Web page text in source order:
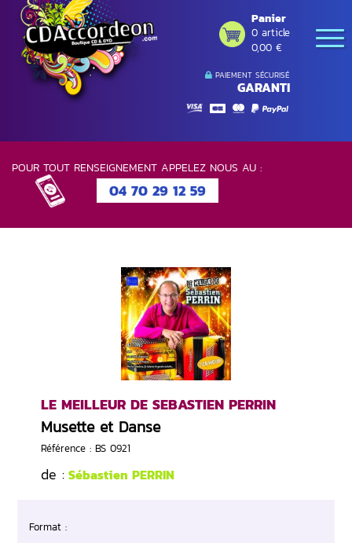
PAIEMENT SÉCURISÉ
GARANTI
Panier
0 article
0,00 €
POUR TOUT RENSEIGNEMENT APPELEZ NOUS AU :
04 70 29 12 59
LE MEILLEUR DE SEBASTIEN PERRIN
Musette et Danse
Référence : BS 0921
de : Sébastien PERRIN
Format :